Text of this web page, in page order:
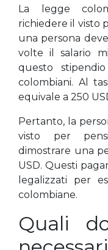
La legge
richiedere il visto
una persona
volte il salario
questo
colombiani. Al
equivale a 250
Pertanto, la
visto per
dimostrare una
USD. Questi
legalizzati per
colombiane.
Quali